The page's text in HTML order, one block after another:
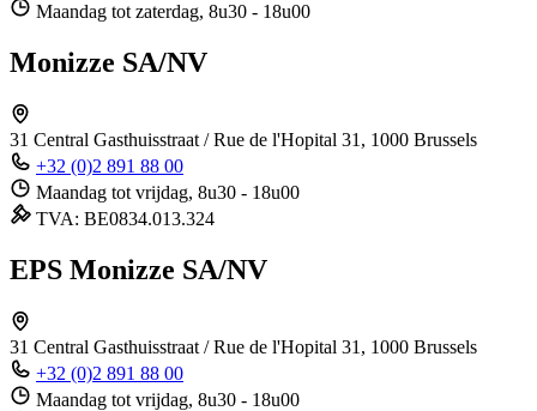
Maandag tot zaterdag, 8u30 - 18u00
Monizze SA/NV
31 Central Gasthuisstraat / Rue de l'Hopital 31, 1000 Brussels
+32 (0)2 891 88 00
Maandag tot vrijdag, 8u30 - 18u00
TVA: BE0834.013.324
EPS Monizze SA/NV
31 Central Gasthuisstraat / Rue de l'Hopital 31, 1000 Brussels
+32 (0)2 891 88 00
Maandag tot vrijdag, 8u30 - 18u00